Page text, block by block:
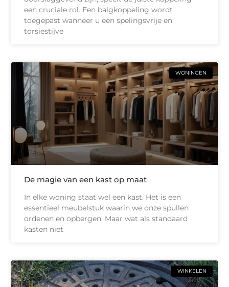
een cruciale rol. Een balgkoppeling wordt
toegepast wanneer u een spelingsvrije en
torsiestijve
WONINGEN
De magie van een kast op maat
In elke woning staat wel een kast. Het is een
essentieel meubelstuk waarin we onze spullen
ordenen en opbergen. Maar wat als standaard
kasten niet
WINKELEN